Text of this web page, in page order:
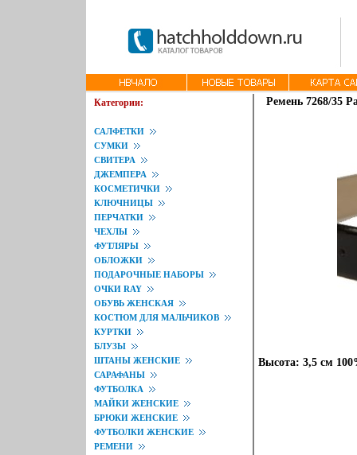
Категории:
САЛФЕТКИ
СУМКИ
СВИТЕРА
ДЖЕМПЕРА
КОСМЕТИЧКИ
КЛЮЧНИЦЫ
ПЕРЧАТКИ
ЧЕХЛЫ
ФУТЛЯРЫ
ОБЛОЖКИ
ПОДАРОЧНЫЕ НАБОРЫ
ОЧКИ RAY
ОБУВЬ ЖЕНСКАЯ
КОСТЮМ ДЛЯ МАЛЬЧИКОВ
КУРТКИ
БЛУЗЫ
ШТАНЫ ЖЕНСКИЕ
САРАФАНЫ
ФУТБОЛКА
МАЙКИ ЖЕНСКИЕ
БРЮКИ ЖЕНСКИЕ
ФУТБОЛКИ ЖЕНСКИЕ
РЕМЕНИ
Ремень 7268/35
Высота: 3,5 см